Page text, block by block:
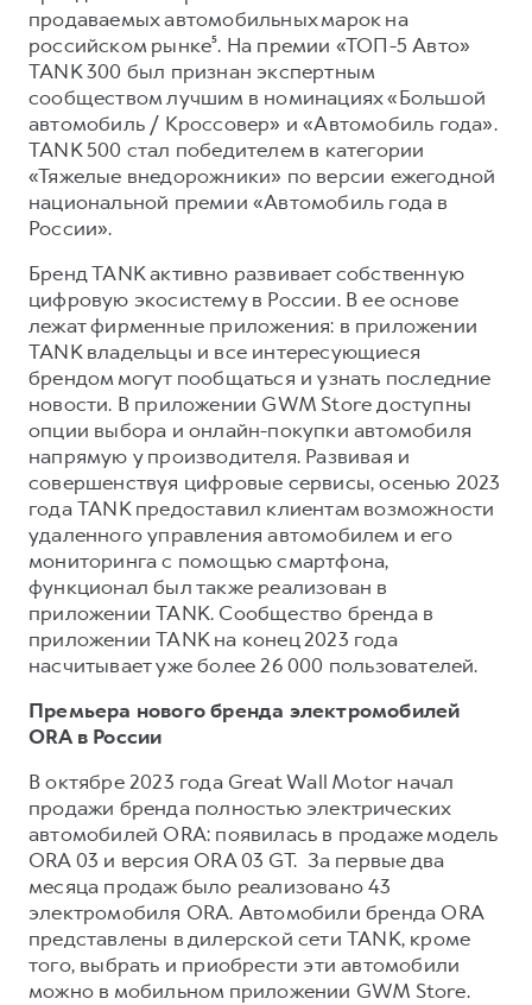
продаваемых автомобильных марок на
российском рынке⁵. На премии «ТОП-5 Авто»
TANK 300 был признан экспертным
сообществом лучшим в номинациях «Большой
автомобиль / Кроссовер» и «Автомобиль года».
TANK 500 стал победителем в категории
«Тяжелые внедорожники» по версии ежегодной
национальной премии «Автомобиль года в
России».
Бренд TANK активно развивает собственную
цифровую экосистему в России. В ее основе
лежат фирменные приложения: в приложении
TANK владельцы и все интересующиеся
брендом могут пообщаться и узнать последние
новости. В приложении GWM Store доступны
опции выбора и онлайн-покупки автомобиля
напрямую у производителя. Развивая и
совершенствуя цифровые сервисы, осенью 2023
года TANK предоставил клиентам возможности
удаленного управления автомобилем и его
мониторинга с помощью смартфона,
функционал был также реализован в
приложении TANK. Сообщество бренда в
приложении TANK на конец 2023 года
насчитывает уже более 26 000 пользователей.
Премьера нового бренда электромобилей
ORA в России
В октябре 2023 года Great Wall Motor начал
продажи бренда полностью электрических
автомобилей ORA: появилась в продаже модель
ORA 03 и версия ORA 03 GT. За первые два
месяца продаж было реализовано 43
электромобиля ORA. Автомобили бренда ORA
представлены в дилерской сети TANK, кроме
того, выбрать и приобрести эти автомобили
можно в мобильном приложении GWM Store.